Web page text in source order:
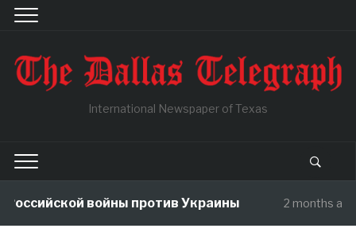
International Newspaper of Texas
войны против Украины 2 months ago